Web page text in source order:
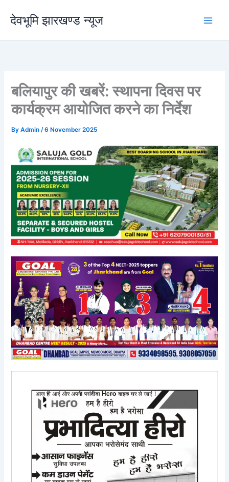
content
देवभूमि झारखण्ड न्यूज
बलियापुर की खबरें: स्थापना दिवस पर
कार्यक्रम आयोजित करने का निर्देश
ByAdmin/6 November 2025